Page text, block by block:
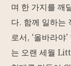
며 한 가지를 깨
다. 함께 일하는
로서, ‘올바라야
는 오랜 세월